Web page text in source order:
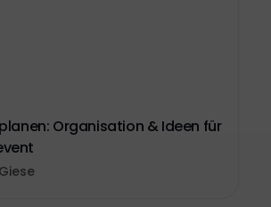
Organisation & Ideen für